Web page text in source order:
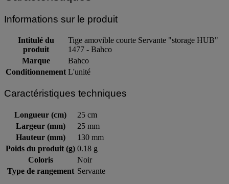
Informations sur le produit
Intitulé du
produit
Tige amovible courte Servante "storage HUB"
1477 - Bahco
Marque
Bahco
Conditionnement L'unité
Caractéristiques techniques
Longueur (cm)
25 cm
Largeur (mm)
25 mm
Hauteur (mm)
130 mm
Poids du produit (g) 0.18 g
Coloris
Noir
Type de rangement Servante